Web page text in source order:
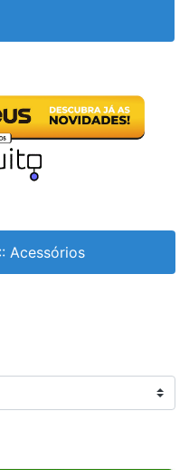
:: Acessórios